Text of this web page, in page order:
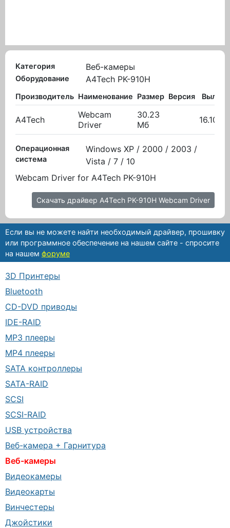
Категория Веб-камеры
Оборудование A4Tech PK-910H
Производитель Наименование Размер Версия
A4Tech
Webcam
Driver
30.23
Мб
Операционная
система
Windows XP / 2000 / 2003 /
Vista / 7 / 10
Webcam Driver for A4Tech PK-910H
Скачать драйвер A4Tech PK-910H Webcam Driver
Если вы не можете найти необходимый драйвер, прошивку
или программное обеспечение на нашем сайте - спросите
на нашем форуме
3D Принтеры
Bluetooth
CD-DVD приводы
IDE-RAID
MP3 плееры
MP4 плееры
SATA контроллеры
SATA-RAID
SCSI
SCSI-RAID
USB устройства
Веб-камера + Гарнитура
Веб-камеры
Видеокамеры
Видеокарты
Винчестеры
Джойстики